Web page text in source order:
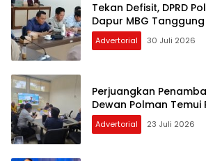
Tekan Defisit, DPRD
Dapur MBG Tanggung
Advertorial 30 Juli 2026
Perjuangkan
Dewan Polman Temui
Advertorial 23 Juli 2026